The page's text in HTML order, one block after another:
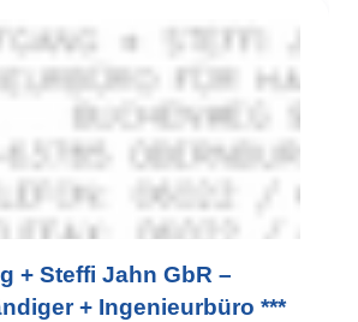
+ Steffi Jahn GbR –
+ Ingenieurbüro ***